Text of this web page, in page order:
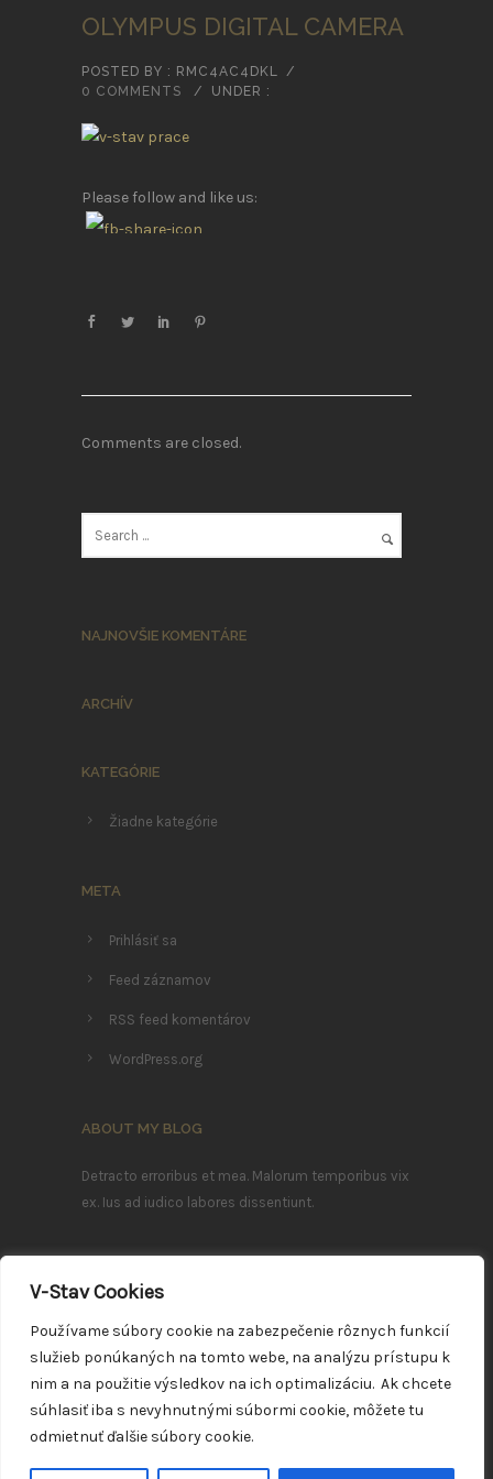
V-Stav Cookies
Používame súbory cookie na zabezpečenie rôznych funkcií
služieb ponúkaných na tomto webe, na analýzu prístupu k
nim a na použitie výsledkov na ich optimalizáciu. Ak chcete
súhlasiť iba s nevyhnutnými súbormi cookie, môžete tu
odmietnuť ďalšie súbory cookie.
OLYMPUS DIGITAL CAMERA
POSTED BY : RMC4AC4DKL
/
0 COMMENTS
/ UNDER :
Please follow and like us:
Comments are closed.
NAJNOVŠIE KOMENTÁRE
ARCHÍV
KATEGÓRIE
Žiadne kategórie
META
Prihlásiť sa
Feed záznamov
RSS feed komentárov
WordPress.org
ABOUT MY BLOG
Detracto erroribus et mea. Malorum temporibus vix
ex. Ius ad iudico labores dissentiunt.
efficiendi ei. Sea summo mazim ex, ea errem
FOLLOW ME